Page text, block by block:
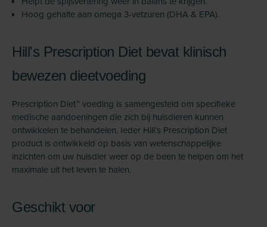
Hoog gehalte aan omega 3-vetzuren (DHA & EPA).
Hill's Prescription Diet bevat klinisch
bewezen dieetvoeding
Prescription Diet™ voeding is samengesteld om specifieke
medische aandoeningen die zich bij huisdieren kunnen
ontwikkelen te behandelen. Ieder Hill’s Prescription Diet
product is ontwikkeld op basis van wetenschappelijke
inzichten om uw huisdier weer op de been te helpen om het
maximale uit het leven te halen.
Geschikt voor